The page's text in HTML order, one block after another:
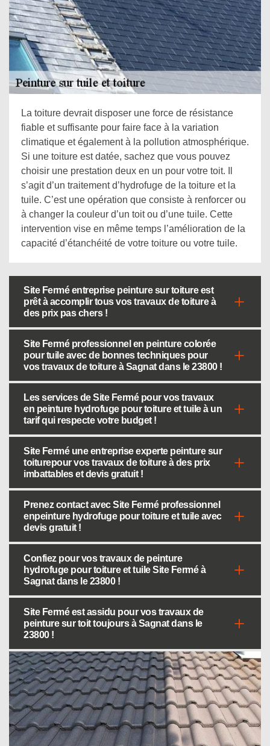
La toiture devrait disposer une force de résistance
fiable et suffisante pour faire face à la variation
climatique et également à la pollution atmosphérique.
Si une toiture est datée, sachez que vous pouvez
choisir une prestation deux en un pour votre toit. Il
s’agit d’un traitement d’hydrofuge de la toiture et la
tuile. C’est une opération que consiste à renforcer ou
à changer la couleur d’un toit ou d’une tuile. Cette
intervention vise en même temps l’amélioration de la
capacité d’étanchéité de votre toiture ou votre tuile.
Site Fermé entreprise peinture sur toiture est
prêt à accomplir tous vos travaux de toiture à
des prix pas chers !
Site Fermé professionnel en peinture colorée
pour tuile avec de bonnes techniques pour
vos travaux de toiture à Sagnat dans le 23800 !
Les services de Site Fermé pour vos travaux
en peinture hydrofuge pour toiture et tuile à un
tarif qui respecte votre budget !
Site Fermé une entreprise experte peinture sur
toiturepour vos travaux de toiture à des prix
imbattables et devis gratuit !
Prenez contact avec Site Fermé professionnel
enpeinture hydrofuge pour toiture et tuile avec
devis gratuit !
Confiez pour vos travaux de peinture
hydrofuge pour toiture et tuile Site Fermé à
Sagnat dans le 23800 !
Site Fermé est assidu pour vos travaux de
peinture sur toit toujours à Sagnat dans le
23800 !